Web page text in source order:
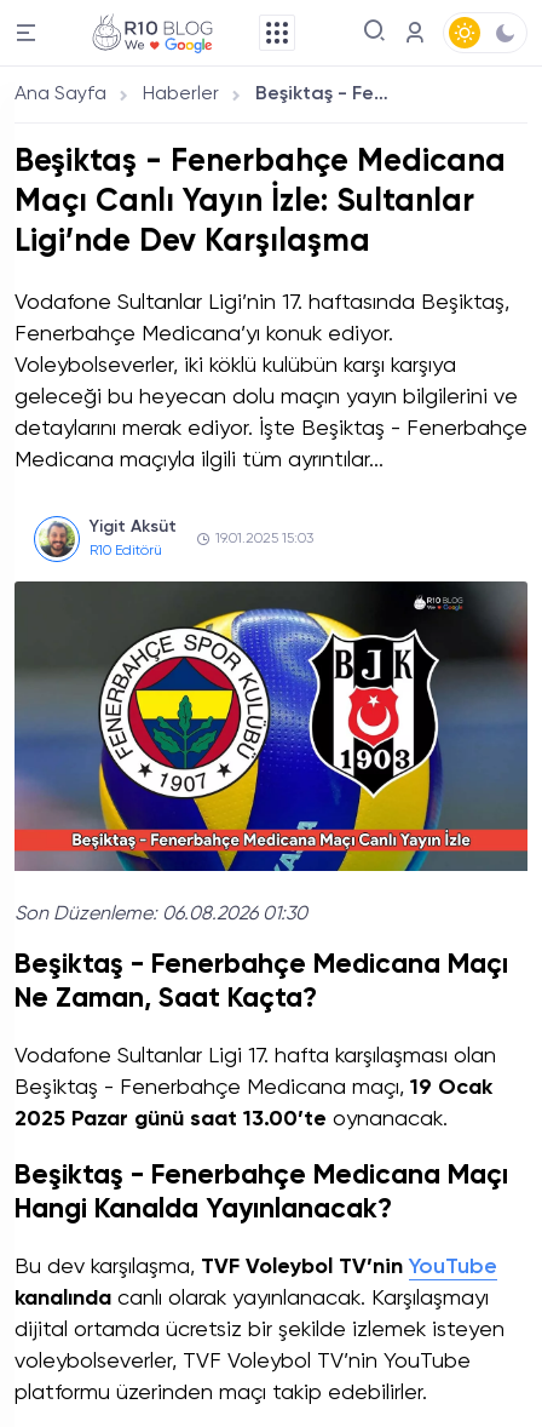
Ana Sayfa Haberler Beşiktaş - Fenerbahçe Medicana Maçı Canlı Yayın İzle: Sultanlar Ligi’nde Dev Karşılaşma
Beşiktaş - Fenerbahçe Medicana
Maçı Canlı Yayın İzle: Sultanlar
Ligi’nde Dev Karşılaşma
Vodafone Sultanlar Ligi’nin 17. haftasında Beşiktaş,
Fenerbahçe Medicana’yı konuk ediyor.
Voleybolseverler, iki köklü kulübün karşı karşıya
geleceği bu heyecan dolu maçın yayın bilgilerini ve
detaylarını merak ediyor. İşte Beşiktaş - Fenerbahçe
Medicana maçıyla ilgili tüm ayrıntılar...
Yigit Aksüt
R10 Editörü
19.01.2025 15:03
Son Düzenleme: 06.08.2026 01:30
Beşiktaş - Fenerbahçe Medicana Maçı
Ne Zaman, Saat Kaçta?
Vodafone Sultanlar Ligi 17. hafta karşılaşması olan
Beşiktaş - Fenerbahçe Medicana maçı, 19 Ocak
2025 Pazar günü saat 13.00’te oynanacak.
Beşiktaş - Fenerbahçe Medicana Maçı
Hangi Kanalda Yayınlanacak?
Bu dev karşılaşma, TVF Voleybol TV’ninYouTube
kanalında canlı olarak yayınlanacak. Karşılaşmayı
dijital ortamda ücretsiz bir şekilde izlemek isteyen
voleybolseverler, TVF Voleybol TV’nin YouTube
platformu üzerinden maçı takip edebilirler.